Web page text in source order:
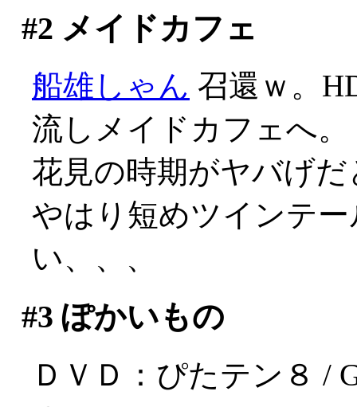
#2 メイドカフェ
船雄しゃん 召還ｗ。
流しメイドカフェへ。
花見の時期がヤバげ
やはり短めツインテ
い、、、
#3 ぽかいもの
ＤＶＤ：ぴたテン８ /